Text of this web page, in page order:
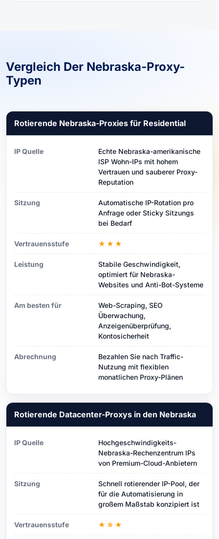
Vergleich Der Nebraska-Proxy-
Typen
Rotierende Nebraska-Proxies für Residential
IP Quelle
Echte Nebraska-amerikanische
ISP Wohn-IPs mit hohem
Vertrauen und sauberer Proxy-
Reputation
Sitzung
Automatische IP-Rotation pro
Anfrage oder Sticky Sitzungs
bei Bedarf
Vertrauensstufe ★★★
Leistung
Stabile Geschwindigkeit,
optimiert für Nebraska-
Websites und Anti-Bot-Systeme
Am besten für
Web-Scraping, SEO
Überwachung,
Anzeigenüberprüfung,
Kontosicherheit
Abrechnung
Bezahlen Sie nach Traffic-
Nutzung mit flexiblen
monatlichen Proxy-Plänen
Rotierende Datacenter-Proxys in den Nebraska
IP Quelle
Hochgeschwindigkeits-
Nebraska-Rechenzentrum IPs
von Premium-Cloud-Anbietern
Sitzung
Schnell rotierender IP-Pool, der
für die Automatisierung in
großem Maßstab konzipiert ist
Vertrauensstufe ★☆★